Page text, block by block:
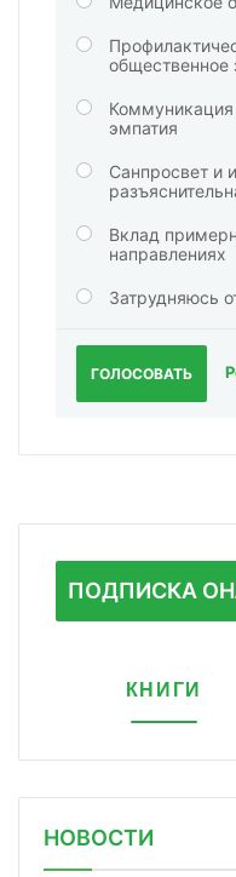
общественное
эмпатия
Санпросвет и
Вклад
направлениях
Затрудняюсь
ГОЛОСОВАТЬ
ПОДПИСКА
КНИГИ
НОВОСТИ